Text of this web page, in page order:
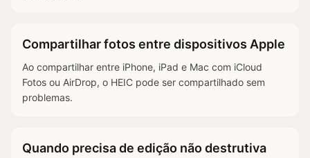
Compartilhar fotos entre dispositivos Apple
Ao compartilhar entre iPhone, iPad e Mac com iCloud
Fotos ou AirDrop, o HEIC pode ser compartilhado sem
problemas.
Quando precisa de edição não destrutiva